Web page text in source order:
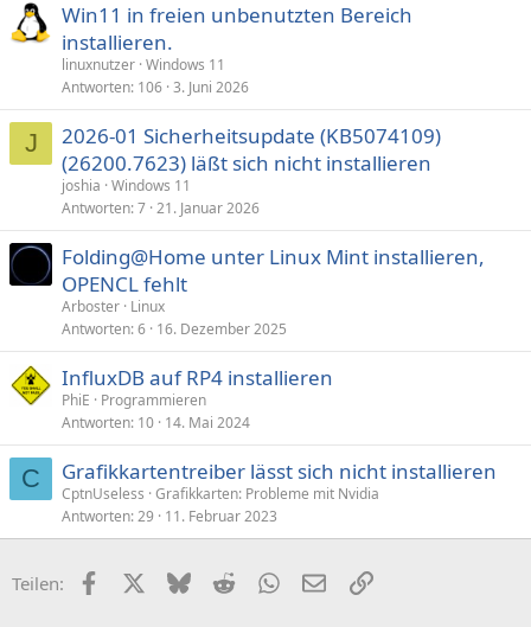
Win11 in freien unbenutzten Bereich
installieren.
linuxnutzer Windows 11
Antworten 106 3. Juni 2026
J
2026-01 Sicherheitsupdate (KB5074109)
(26200.7623) läßt sich nicht installieren
joshia Windows 11
Antworten 7 21. Januar 2026
Folding@Home unter Linux Mint installieren,
OPENCL fehlt
Arboster Linux
Antworten 6 16. Dezember 2025
InfluxDB auf RP4 installieren
PhiE
Programmieren
Antworten 10 14. Mai 2024
C Grafikkartentreiber lässt sich nicht installieren
CptnUseless Grafikkarten: Probleme mit Nvidia
Antworten 29 11. Februar 2023
Teilen: FacebookX (Twitter)
BlueskyRedditWhatsApp
E-MailLink